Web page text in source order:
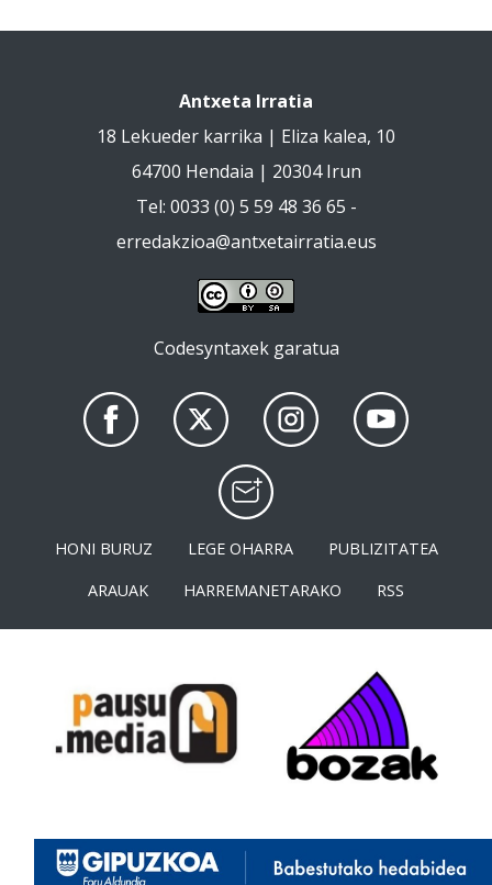
Antxeta Irratia
18 Lekueder karrika | Eliza kalea, 10
64700 Hendaia | 20304 Irun
Tel: 0033 (0) 5 59 48 36 65 -
erredakzioa@antxetairratia.eus
Codesyntaxek garatua
HONI BURUZ LEGE OHARRA
PUBLIZITATEA
ARAUAK
HARREMANETARAKO RSS